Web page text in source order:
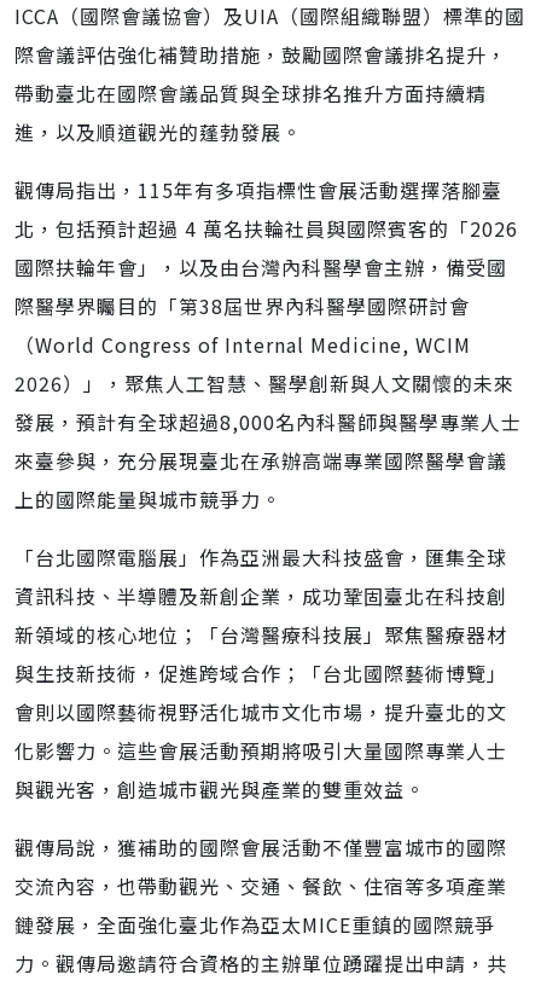
ICCA（國際會議協會）及UIA（國際組織聯盟）標準的國
際會議評估強化補贊助措施，鼓勵國際會議排名提升，
帶動臺北在國際會議品質與全球排名推升方面持續精
進，以及順道觀光的蓬勃發展。
觀傳局指出，115年有多項指標性會展活動選擇落腳臺
北，包括預計超過 4 萬名扶輪社員與國際賓客的「2026
國際扶輪年會」，以及由台灣內科醫學會主辦，備受國
際醫學界矚目的「第38屆世界內科醫學國際研討會
（World Congress of Internal Medicine, WCIM
2026）」，聚焦人工智慧、醫學創新與人文關懷的未來
發展，預計有全球超過8,000名內科醫師與醫學專業人士
來臺參與，充分展現臺北在承辦高端專業國際醫學會議
上的國際能量與城市競爭力。
「台北國際電腦展」作為亞洲最大科技盛會，匯集全球
資訊科技、半導體及新創企業，成功鞏固臺北在科技創
新領域的核心地位；「台灣醫療科技展」聚焦醫療器材
與生技新技術，促進跨域合作；「台北國際藝術博覽」
會則以國際藝術視野活化城市文化市場，提升臺北的文
化影響力。這些會展活動預期將吸引大量國際專業人士
與觀光客，創造城市觀光與產業的雙重效益。
觀傳局說，獲補助的國際會展活動不僅豐富城市的國際
交流內容，也帶動觀光、交通、餐飲、住宿等多項產業
鏈發展，全面強化臺北作為亞太MICE重鎮的國際競爭
力。觀傳局邀請符合資格的主辦單位踴躍提出申請，共